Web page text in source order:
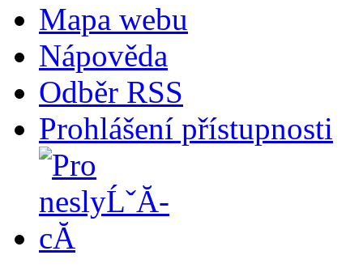
Mapa webu
Nápověda
Odběr RSS
Prohlášení přístupnosti